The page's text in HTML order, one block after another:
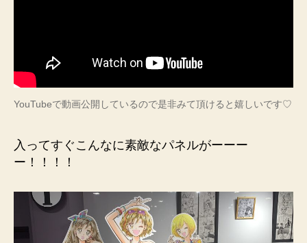
YouTubeで動画公開しているので是非みて頂けると嬉しいです♡
入ってすぐこんなに素敵なパネルがーーー
ー！！！！